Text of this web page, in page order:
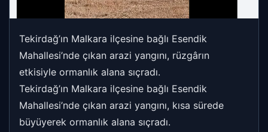
Tekirdağ’ın Malkara ilçesine bağlı Esendik
Mahallesi’nde çıkan arazi yangını, rüzgârın
etkisiyle ormanlık alana sıçradı.
Tekirdağ’ın Malkara ilçesine bağlı Esendik
Mahallesi’nde çıkan arazi yangını, kısa sürede
büyüyerek ormanlık alana sıçradı.